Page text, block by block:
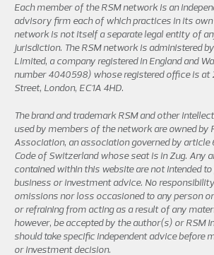
Each member of the RSM network is an
advisory firm each of which practices in its own
network is not itself a separate legal entity of
jurisdiction. The RSM network is administered
Limited, a company registered in England and
number 4040598) whose registered office is at
Street, London, EC1A 4HD.
The brand and trademark RSM and other
used by members of the network are owned by
Association, an association governed by
Code of Switzerland whose seat is in Zug. Any
contained within this website are not intended
business or investment advice. No
omissions nor loss occasioned to any person
or refraining from acting as a result of any
however, be accepted by the author(s) or RSM
should take specific independent advice before
or investment decision.